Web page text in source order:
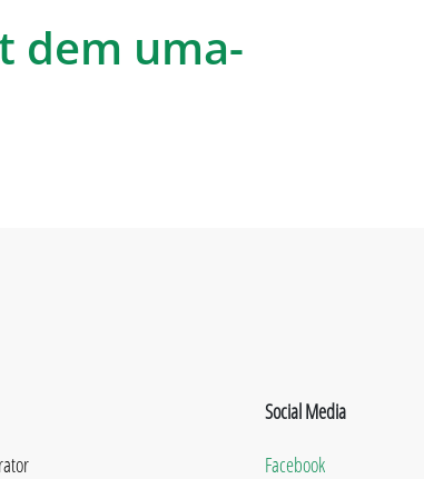
dem uma-
Social Media
Facebook